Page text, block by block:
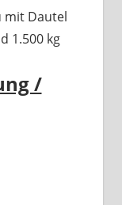
mit Dautel
1.500 kg
/